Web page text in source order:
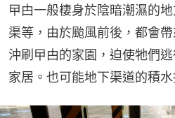
曱甴一般棲身於陰暗潮濕的
渠等，由於颱風前後，都會
沖刷曱甴的家園，迫使牠們
家居。也可能地下渠道的積